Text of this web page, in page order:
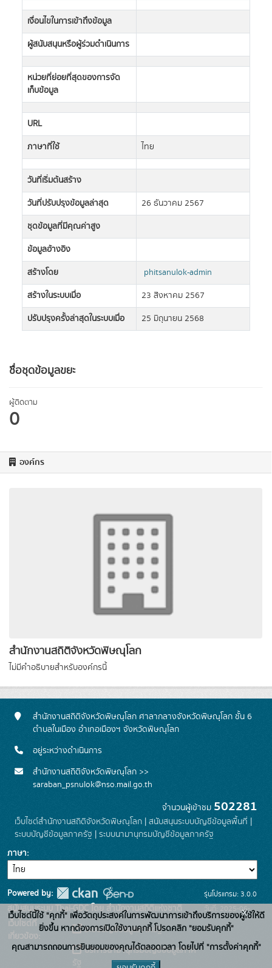
ชื่อชุดข้อมูลขยะ
ผู้ติดตาม
0
องค์กร
สำนักงานสถิติจังหวัดพิษณุโลก
ไม่มีคำอธิบายสำหรับองค์กรนี้
เงื่อนไขในการเข้าถึงข้อมูล
ผู้สนับสนุนหรือผู้ร่วมดำเนินการ
หน่วยที่ย่อยที่สุดของการจัด
เก็บข้อมูล
URL
ภาษาที่ใช้
ไทย
วันที่เริ่มต้นสร้าง
วันที่ปรับปรุงข้อมูลล่าสุด
26 ธันวาคม 2567
ชุดข้อมูลที่มีคุณค่าสูง
ข้อมูลอ้างอิง
สร้างโดย
phitsanulok-admin
สร้างในระบบเมื่อ
23 สิงหาคม 2567
ปรับปรุงครั้งล่าสุดในระบบเมื่อ
25 มิถุนายน 2568
สำนักงานสถิติจังหวัดพิษณุโลก ศาลากลางจังหวัดพิษณุโลก ชั้น 6
ตำบลในเมือง อำเภอเมืองฯ จังหวัดพิษณุโลก
อยู่ระหว่างดำเนินการ
สำนักงานสถิติจังหวัดพิษณุโลก >>
saraban_psnulok@nso.mail.go.th
จำนวนผู้เข้าชม 502281
เว็บไซต์สำนักงานสถิติจังหวัดพิษณุโลก | สนับสนุนระบบบัญชีข้อมูลพื้นที่ |
ระบบบัญชีข้อมูลภาครัฐ | ระบบนามานุกรมบัญชีข้อมูลภาครัฐ
ภาษา
Powered by:
สนับสนุนระบบ Thai-GDC โดย สำนักงานสถิติแห่งชาติ
เว็บไซต์ที่
เกี่ยวข้อง:
ระบบบัญชีข้อมูลภาครัฐ
บริการนามานุกรมบัญชีข้อมูลภาค
รุ่นโปรแกรม: 3.0.0
วันที่: 2025-06-
26
เว็บไซต์นี้ใช้ "คุกกี้" เพื่อวัตถุประสงค์ในการพัฒนาการเข้าถึงบริการของผู้ใช้ให้ดี
ยิ่งขึ้น หากต้องการเปิดใช้งานคุกกี้ โปรดคลิก "ยอมรับคุกกี้"
คุณสามารถถอนการยินยอมของคุณได้ตลอดเวลา โดยไปที่ "การตั้งค่าคุกกี้"
x